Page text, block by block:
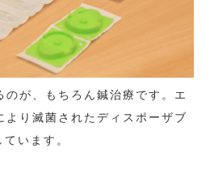
のが、もちろん鍼治療です。エ
より滅菌されたディスポーザブ
います。